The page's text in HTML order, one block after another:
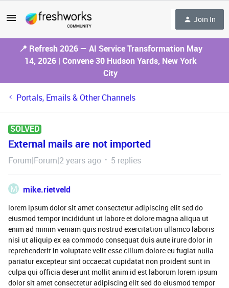
Join In
📍 Refresh 2026 — AI Service Transformation May
14, 2026 | Convene 30 Hudson Yards, New York
City
Portals, Emails & Other Channels
SOLVED
External mails are not imported
Forum|Forum|2 years ago 5 replies
M mike.rietveld
lorem ipsum dolor sit amet consectetur adipiscing elit sed do
eiusmod tempor incididunt ut labore et dolore magna aliqua ut
enim ad minim veniam quis nostrud exercitation ullamco laboris
nisi ut aliquip ex ea commodo consequat duis aute irure dolor in
reprehenderit in voluptate velit esse cillum dolore eu fugiat nulla
pariatur excepteur sint occaecat cupidatat non proident sunt in
culpa qui officia deserunt mollit anim id est laborum lorem ipsum
dolor sit amet consectetur adipiscing elit sed do eiusmod tempor